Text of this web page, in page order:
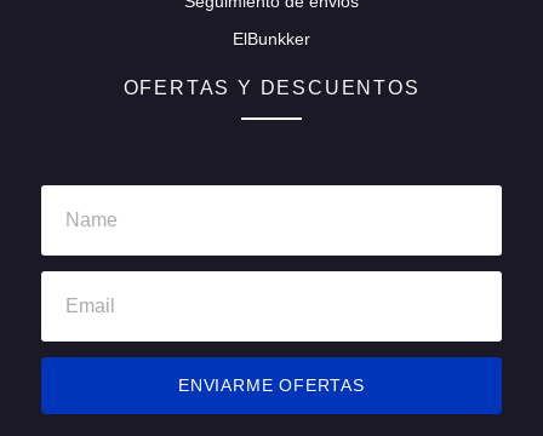
ElBunkker
OFERTAS Y DESCUENTOS
ENVIARME OFERTAS